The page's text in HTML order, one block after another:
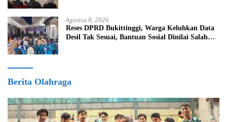
Agustus 6, 2026
Reses DPRD Bukittinggi, Warga Keluhkan Data
Desil Tak Sesuai, Bantuan Sosial Dinilai Salah
Berita Olahraga